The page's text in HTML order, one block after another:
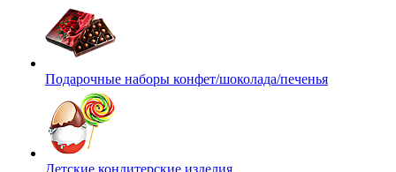
Подарочные наборы конфет/шоколада/печенья
Детские кондитерские изделия